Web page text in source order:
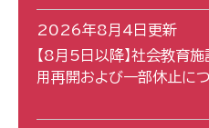
2026年8月4日更新
【8月5日以降】社会教育
用再開および一部休止に